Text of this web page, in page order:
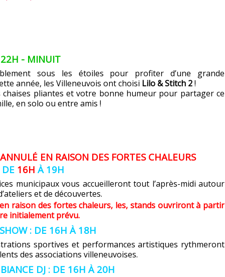
22H - MINUIT
sous les étoiles pour profiter d’une grande
année, les Villeneuvois ont choisi Lilo & Stitch 2!
chaises pliantes et votre bonne humeur pour partager ce
en solo ou entre amis !
EN RAISON DES FORTES CHALEURS
DE 16H À 19H
municipaux vous accueilleront tout l’après-midi autour
et de découvertes.
raison des fortes chaleurs, les, stands ouvriront à partir
initialement prévu.
: DE 16H À 18H
sportives et performances artistiques rythmeront
des associations villeneuvoises.
DJ : DE 16H À 20H